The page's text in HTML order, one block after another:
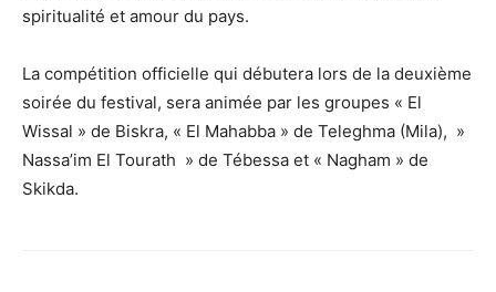
spiritualité et amour du pays.
La compétition officielle qui débutera lors de la deuxième
soirée du festival, sera animée par les groupes « El
Wissal » de Biskra, « El Mahabba » de Teleghma (Mila), »
Nassa’im El Tourath » de Tébessa et « Nagham » de
Skikda.